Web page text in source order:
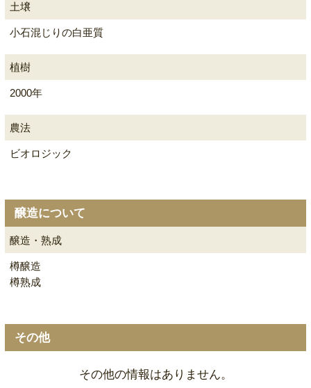
土壌
小石混じりの白亜質
植樹
2000年
農法
ビオロジック
醸造について
醸造・熟成
樽醸造
樽熟成
その他
その他の情報はありません。